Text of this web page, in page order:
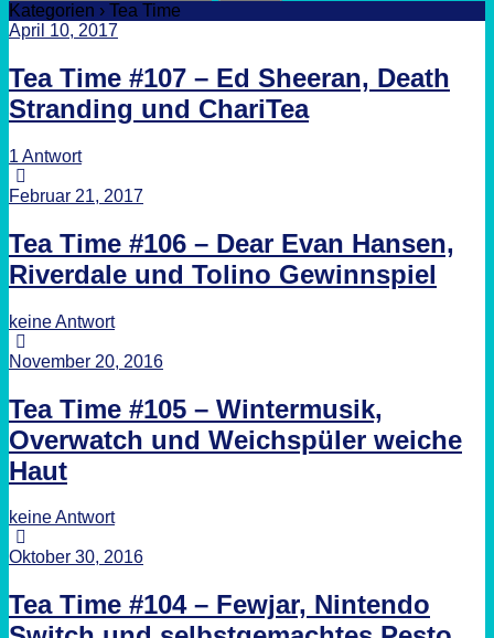
Kategorien › Tea Time
April 10, 2017
Tea Time #107 – Ed Sheeran, Death
Stranding und ChariTea
1 Antwort
Februar 21, 2017
Tea Time #106 – Dear Evan Hansen,
Riverdale und Tolino Gewinnspiel
keine Antwort
November 20, 2016
Tea Time #105 – Wintermusik,
Overwatch und Weichspüler weiche
Haut
keine Antwort
Oktober 30, 2016
Tea Time #104 – Fewjar, Nintendo